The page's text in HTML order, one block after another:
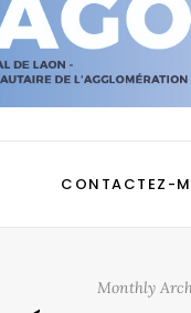
CONTACTEZ-
Monthly